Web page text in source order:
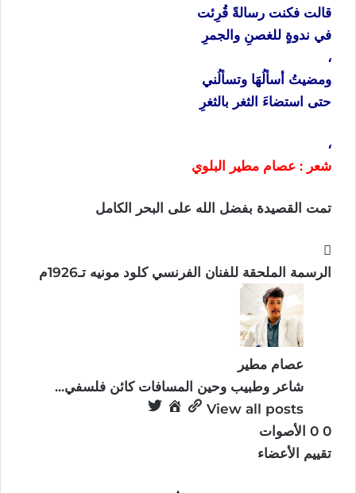
قالت فكنت رسالةً قُرِئت
في ندوةٍ للغصنِ والجمرِ
،
ومضيتُ أسألُهَا وتسألُني
حتى استضاءَ الثغر بالثغرِ
،
شعر : عصام مطير البلوي
تمت القصيدة بفضل الله على البحر الكامل
الرسمة الملحقة للفنان الفرنسي كلود مونيه تـ1926م
عصام مطير
شاعر وطبيب وحين المسافات كائن فلسفي...
View all posts
0
0 الأصوات
تقييم الأعضاء